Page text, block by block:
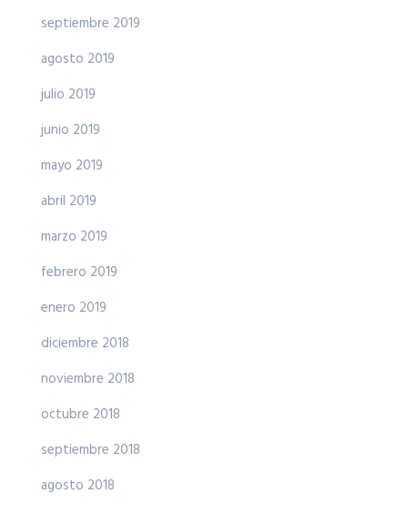
septiembre 2019
agosto 2019
julio 2019
junio 2019
mayo 2019
abril 2019
marzo 2019
febrero 2019
enero 2019
diciembre 2018
noviembre 2018
octubre 2018
septiembre 2018
agosto 2018